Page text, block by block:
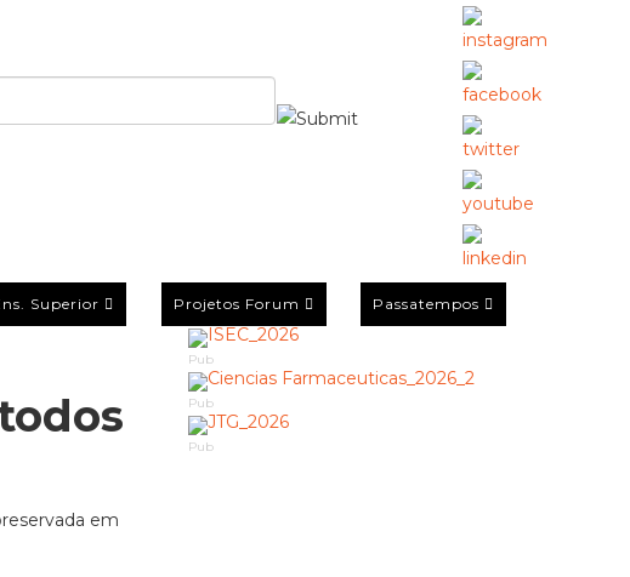
Superior Projetos Forum Passatempos
em
Pub
Pub
Pub